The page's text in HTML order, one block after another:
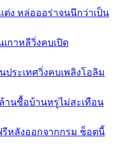
ต่ง หล่อออร่าจนนึกว่าเป็น
กาหลีวิ่งคบเปิด
ประเทศวิ่งคบเพลิงโอลิม
านซื้อบ้านหรูไม่สะเทือน
รีหลังออกจากกรม ช็อตนี้